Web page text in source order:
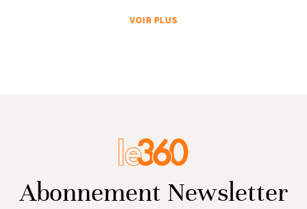
VOIR PLUS
Abonnement Newsletter